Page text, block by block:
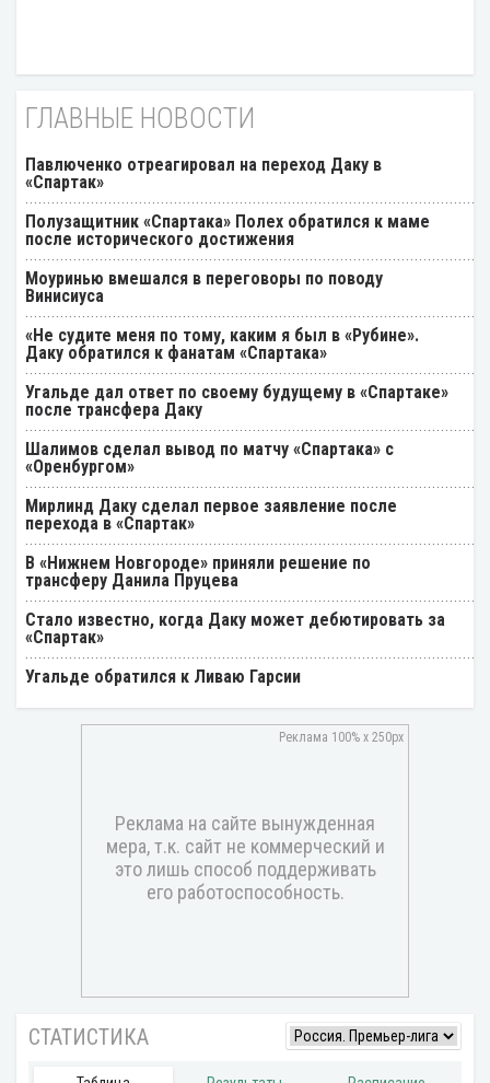
ГЛАВНЫЕ НОВОСТИ
Павлюченко отреагировал на переход Даку в
«Спартак»
Полузащитник «Спартака» Полех обратился к маме
после исторического достижения
Моуринью вмешался в переговоры по поводу
Винисиуса
«Не судите меня по тому, каким я был в «Рубине».
Даку обратился к фанатам «Спартака»
Угальде дал ответ по своему будущему в «Спартаке»
после трансфера Даку
Шалимов сделал вывод по матчу «Спартака» с
«Оренбургом»
Мирлинд Даку сделал первое заявление после
перехода в «Спартак»
В «Нижнем Новгороде» приняли решение по
трансферу Данила Пруцева
Стало известно, когда Даку может дебютировать за
«Спартак»
Угальде обратился к Ливаю Гарсии